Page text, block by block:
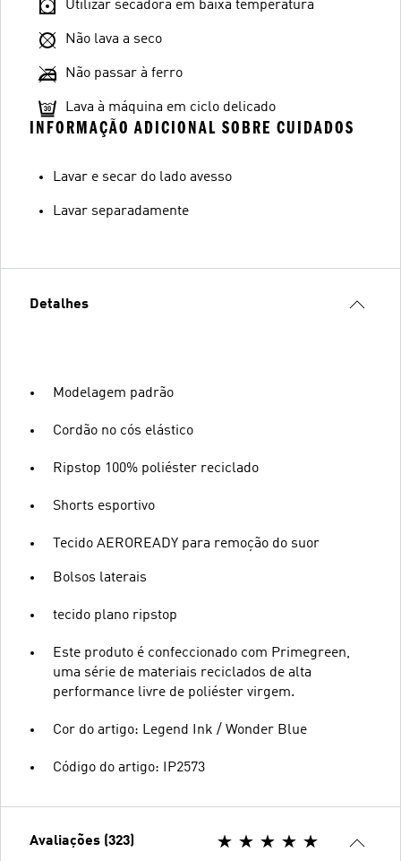
Utilizar secadora em baixa temperatura
Não lava a seco
Não passar à ferro
Lava à máquina em ciclo delicado
INFORMAÇÃO ADICIONAL SOBRE CUIDADOS
Lavar e secar do lado avesso
Lavar separadamente
Detalhes
Modelagem padrão
Cordão no cós elástico
Ripstop 100% poliéster reciclado
Shorts esportivo
Tecido AEROREADY para remoção do suor
Bolsos laterais
tecido plano ripstop
Este produto é confeccionado com Primegreen,
uma série de materiais reciclados de alta
performance livre de poliéster virgem.
Cor do artigo: Legend Ink / Wonder Blue
Código do artigo: IP2573
Avaliações (323)